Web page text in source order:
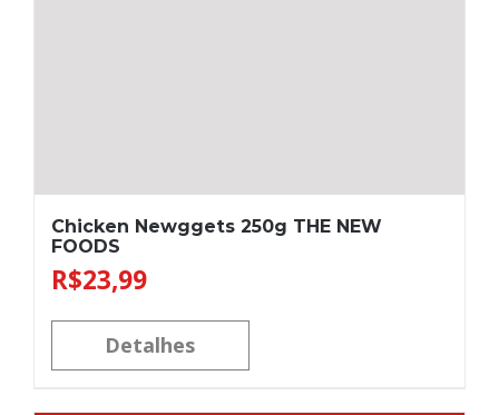
Chicken Newggets 250g THE NEW
FOODS
R$23,99
Detalhes